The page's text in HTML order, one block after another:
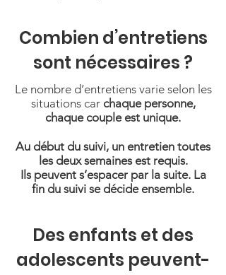
Combien d’entretiens
sont nécessaires ?
Le nombre d’entretiens varie selon les
situations car chaque personne,
chaque couple est unique.
Au début du suivi, un entretien toutes
les deux semaines est requis.
Ils peuvent s’espacer par la suite. La
fin du suivi se décide ensemble.
Des enfants et des
adolescents peuvent-